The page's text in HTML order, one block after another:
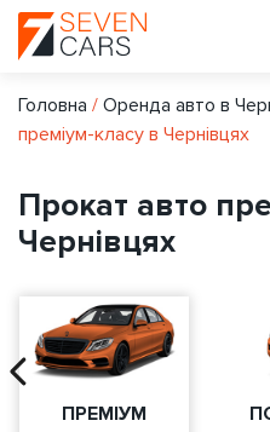
Головна / Оренда авто в
преміум-класу в Чернівцях
Прокат авто
Чернівцях
ПРЕМІУМ